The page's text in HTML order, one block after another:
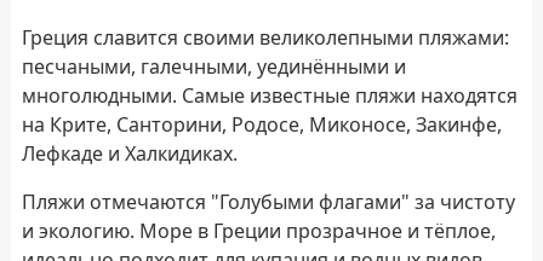
Греция славится своими великолепными пляжами:
песчаными, галечными, уединёнными и
многолюдными. Самые известные пляжи находятся
на Крите, Санторини, Родосе, Миконосе, Закинфе,
Лефкаде и Халкидиках.
Пляжи отмечаются "Голубыми флагами" за чистоту
и экологию. Море в Греции прозрачное и тёплое,